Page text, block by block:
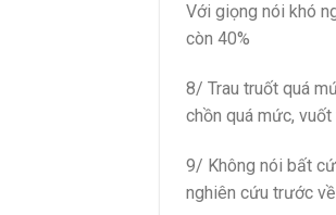
Với giọng nói khó
còn 40%
8/ Trau truốt quá
chồn quá mức,
9/ Không nói bất
nghiên cứu trước